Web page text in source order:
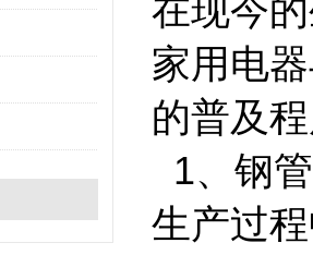
在现今
家用电
的普及
1、钢
生产过